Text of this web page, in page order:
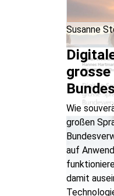
Susanne
Wie
großen
auf
damit